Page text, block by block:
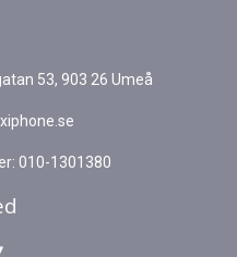
53, 903 26 Umeå
010-1301380